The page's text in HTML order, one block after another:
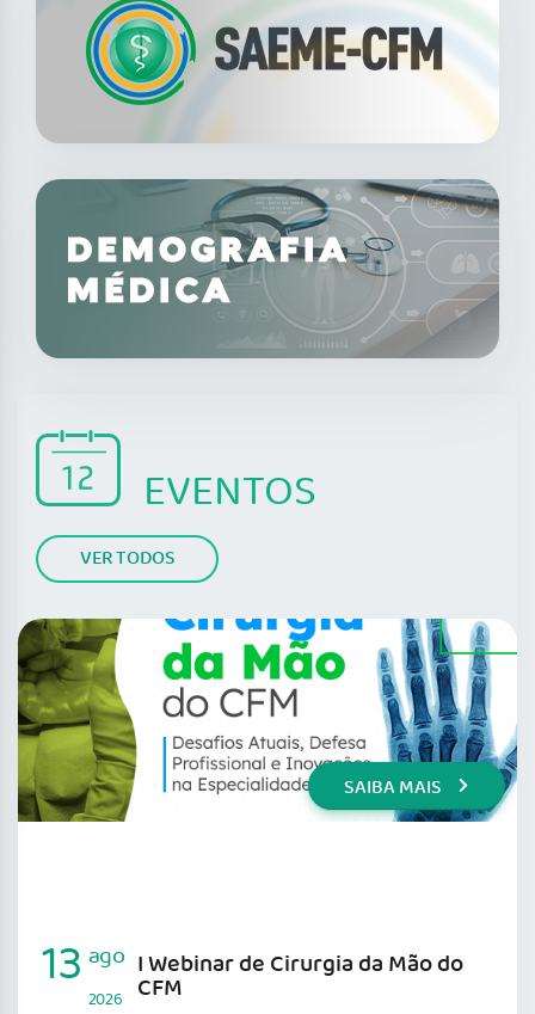
EVENTOS
VER TODOS
SAIBA MAIS
I Webinar de Cirurgia da Mão do
CFM
13 ago
2026